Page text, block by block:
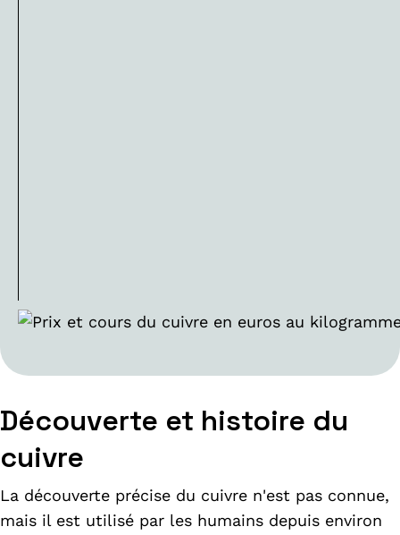
Découverte et histoire du
cuivre
La découverte précise du cuivre n'est pas connue,
mais il est utilisé par les humains depuis environ